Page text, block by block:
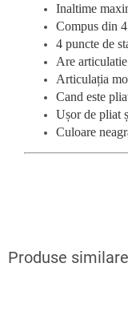
Inaltime
Compus din
4 puncte de
Are
Articulația
Cand este
Ușor de pliat
Culoare